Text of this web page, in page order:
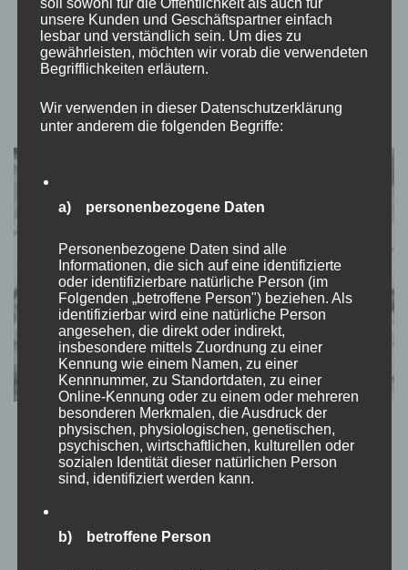
stars.“ Ein guter Freund hat mich mal gefragt, wieso ich immer
so fröhlich und motiviert aussehe. Ich …
TEATIMESTORIES
Bring deine Seele zum Vorschein!
Wenn man ein Bild von einem Menschen in Farbe macht,
soll sowohl für die Öffentlichkeit als auch für
unsere Kunden und Geschäftspartner einfach
lesbar und verständlich sein. Um dies zu
gewährleisten, möchten wir vorab die verwendeten
Begrifflichkeiten erläutern.
Wir verwenden in dieser Datenschutzerklärung
unter anderem die folgenden Begriffe:
a) personenbezogene Daten
Personenbezogene Daten sind alle
Informationen, die sich auf eine identifizierte
oder identifizierbare natürliche Person (im
Folgenden „betroffene Person") beziehen. Als
identifizierbar wird eine natürliche Person
angesehen, die direkt oder indirekt,
insbesondere mittels Zuordnung zu einer
Kennung wie einem Namen, zu einer
Kennnummer, zu Standortdaten, zu einer
Online-Kennung oder zu einem oder mehreren
besonderen Merkmalen, die Ausdruck der
physischen, physiologischen, genetischen,
psychischen, wirtschaftlichen, kulturellen oder
sozialen Identität dieser natürlichen Person
sind, identifiziert werden kann.
b) betroffene Person